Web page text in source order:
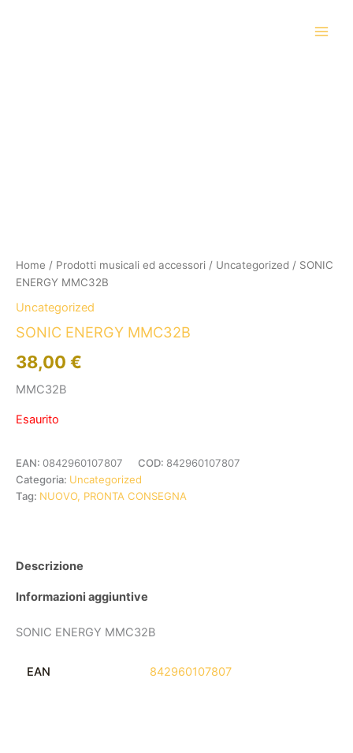
Home / Prodotti musicali ed accessori / Uncategorized / SONIC
ENERGY MMC32B
Uncategorized
SONIC ENERGY MMC32B
38,00 €
MMC32B
Esaurito
EAN: 0842960107807 COD: 842960107807
Categoria: Uncategorized
Tag: NUOVO, PRONTA CONSEGNA
Descrizione
Informazioni aggiuntive
SONIC ENERGY MMC32B
EAN 842960107807